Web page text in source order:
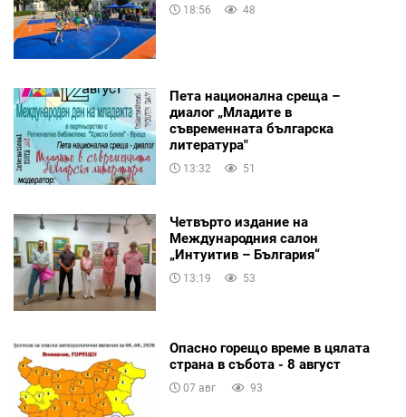
18:56 48
Пета национална среща –
диалог „Младите в
съвременната българска
литература"
13:32 51
Четвърто издание на
Международния салон
„Интуитив – България“
13:19 53
Опасно горещо време в цялата
страна в събота - 8 август
07 авг 93